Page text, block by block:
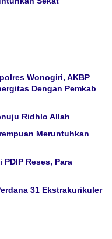
Wonogiri, AKBP
Dengan Pemkab
Ridhlo Allah
Meruntuhkan
Reses, Para
31 Ekstrakurikuler